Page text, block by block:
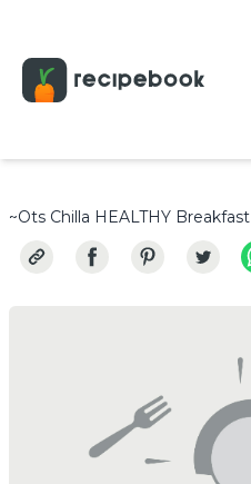
~Ots Chilla HEALTHY Breakfast